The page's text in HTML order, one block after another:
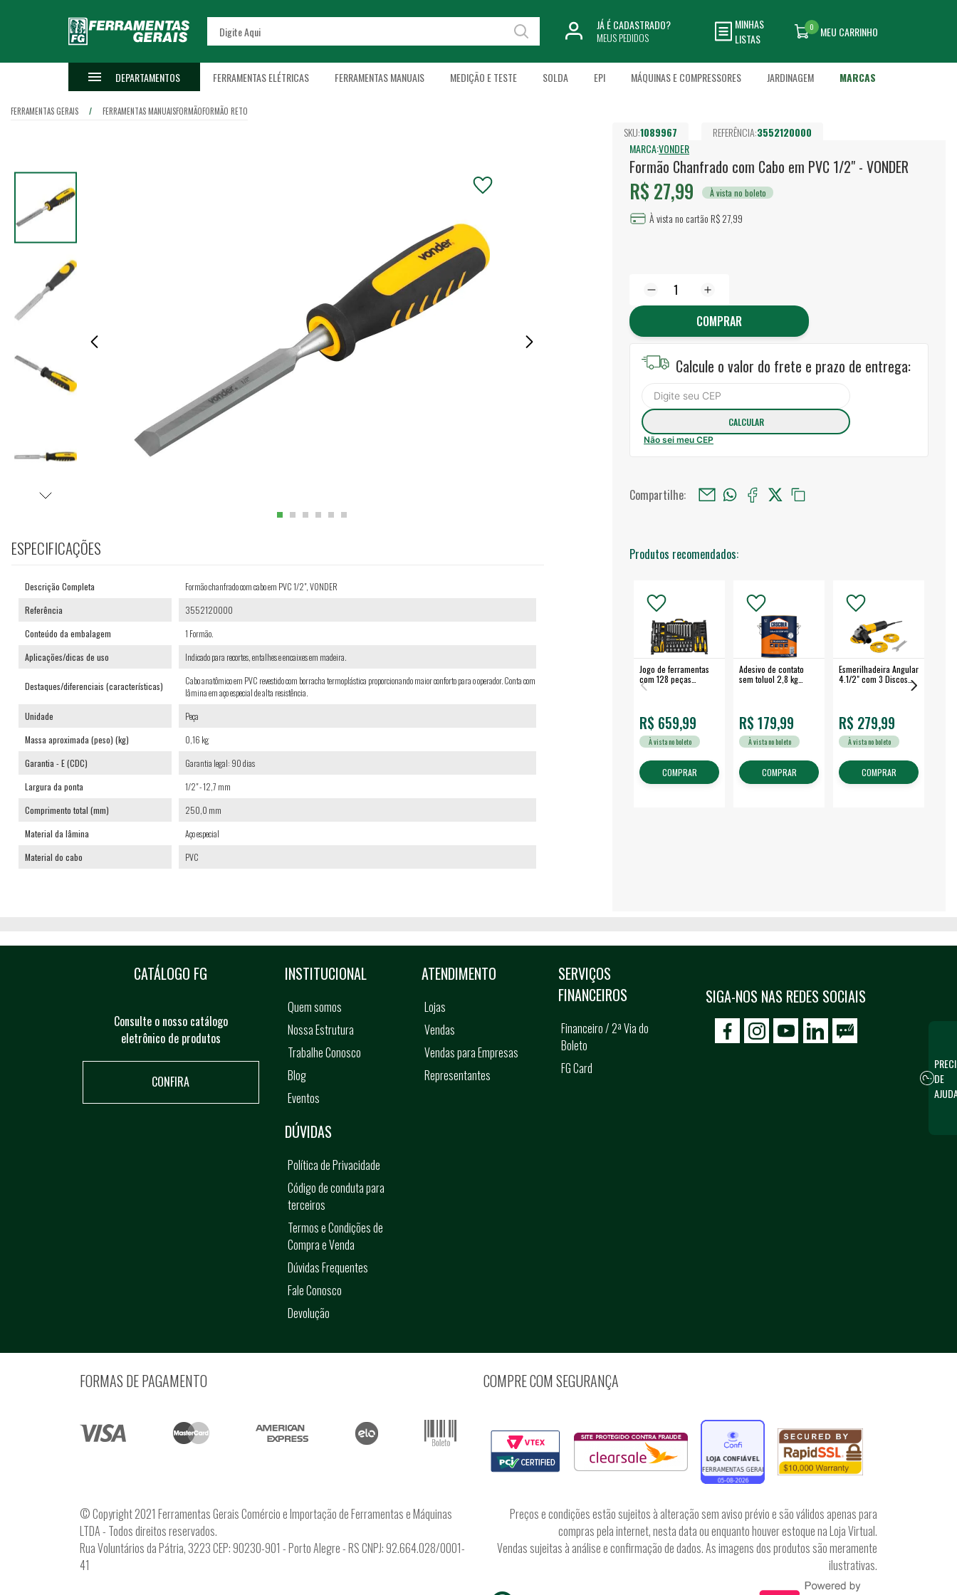
JÁ É CADASTRADO?
MEUS PEDIDOS
MINHAS
LISTAS
MEU CARRINHO
0
DEPARTAMENTOS FERRAMENTAS ELÉTRICAS FERRAMENTAS MANUAIS MEDIÇÃO E TESTE SOLDA EPI MÁQUINAS E COMPRESSORES JARDINAGEM MARCAS
FERRAMENTAS GERAIS FERRAMENTAS MANUAISFORMÃOFORMÃO RETO
SKU:1089967 REFERÊNCIA:3552120000
MARCA:VONDER
Formão Chanfrado com Cabo em PVC 1/2" - VONDER
R$ 27,99 À vista no boleto
À vista no cartão R$ 27,99
COMPRAR
Calcule o valor do frete e prazo de entrega:
Não sei meu CEP
Compartilhe:
Produtos recomendados:
Jogo de ferramentas
com 128 peças
embalagem fechada -
R$ 659,99
À vista no boleto
COMPRAR
Adesivo de contato
sem toluol 2,8 kg
R$ 179,99
À vista no boleto
COMPRAR
Esmerilhadeira Angular
4.1/2" com 3 Discos
R$ 279,99
À vista no boleto
COMPRAR
ESPECIFICAÇÕES
Descrição Completa
Formão chanfrado com cabo em PVC 1/2", VONDER
Referência
3552120000
Conteúdo da embalagem
1 Formão.
Aplicações/dicas de uso
Indicado para recortes, entalhes e encaixes em madeira.
Destaques/diferenciais (características)
Cabo anatômico em PVC revestido com borracha termoplástica proporcionando maior conforto para o operador. Conta com
lâmina em aço especial de alta resistência.
Unidade
Peça
Massa aproximada (peso) (kg)
0,16 kg
Garantia - E (CDC)
Garantia legal: 90 dias
Largura da ponta
1/2" - 12,7 mm
Comprimento total (mm)
250,0 mm
Material da lâmina
Aço especial
Material do cabo
PVC
CATÁLOGO FG
Consulte o nosso catálogo
eletrônico de produtos
CONFIRA
SIGA-NOS NAS REDES SOCIAIS
icon-facebook
icon-social02icon-social03
INSTITUCIONAL
Quem somos
Nossa Estrutura
Trabalhe Conosco
Blog
Eventos
ATENDIMENTO
Lojas
Vendas
Vendas para Empresas
Representantes
SERVIÇOS
FINANCEIROS
Financeiro / 2ª Via do
Boleto
FG Card
DÚVIDAS
Política de Privacidade
Código de conduta para
terceiros
Termos e Condições de
Compra e Venda
Dúvidas Frequentes
Fale Conosco
Devolução
FORMAS DE PAGAMENTO COMPRE COM SEGURANÇA
© Copyright 2021 Ferramentas Gerais Comércio e Importação de Ferramentas e Máquinas
LTDA - Todos direitos reservados.
Rua Voluntários da Pátria, 3223 CEP: 90230-901 - Porto Alegre - RS CNPJ: 92.664.028/0001-
41
Preços e condições estão sujeitos à alteração sem aviso prévio e são válidos apenas para
compras pela internet, nesta data ou enquanto houver estoque na Loja Virtual.
Vendas sujeitas à análise e confirmação de dados. As imagens dos produtos são meramente
ilustrativas.
DE